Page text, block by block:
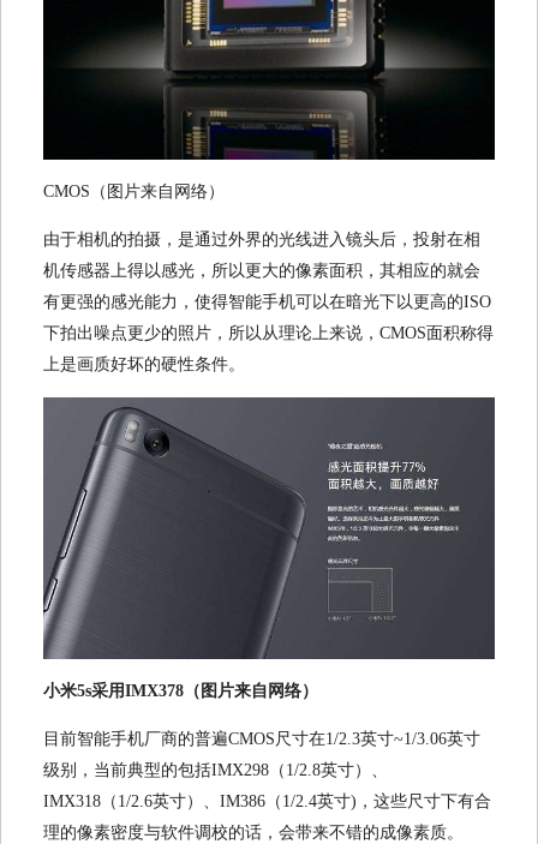
CMOS（图片来自网络）
由于相机的拍摄，是通过外界的光线进入镜头后，投射在相
机传感器上得以感光，所以更大的像素面积，其相应的就会
有更强的感光能力，使得智能手机可以在暗光下以更高的ISO
下拍出噪点更少的照片，所以从理论上来说，CMOS面积称得
上是画质好坏的硬性条件。
小米5s采用IMX378（图片来自网络）
目前智能手机厂商的普遍CMOS尺寸在1/2.3英寸~1/3.06英寸
级别，当前典型的包括IMX298（1/2.8英寸）、
IMX318（1/2.6英寸）、IM386（1/2.4英寸)，这些尺寸下有合
理的像素密度与软件调校的话，会带来不错的成像素质。